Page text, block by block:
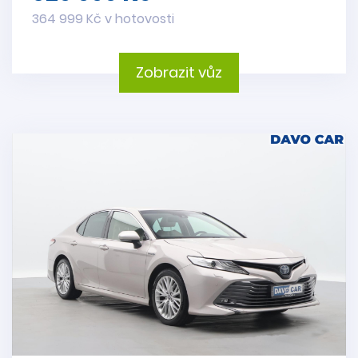
364 999 Kč v hotovosti
Zobrazit vůz